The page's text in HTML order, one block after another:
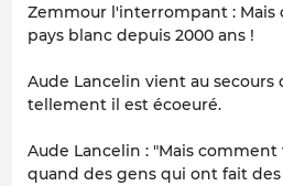
Zemmour l'interrompant : Mais
pays blanc depuis 2000 ans !
Aude Lancelin vient au secours
tellement il est écoeuré.
Aude Lancelin : "Mais comment
quand des gens qui ont fait